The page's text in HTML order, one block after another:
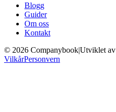
Blogg
Guider
Om oss
Kontakt
© 2026 Companybook|Utviklet av
VilkårPersonvern